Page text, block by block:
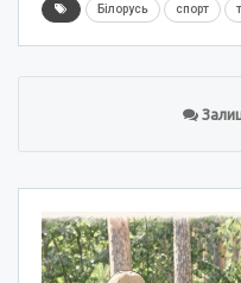
Білорусь спорт